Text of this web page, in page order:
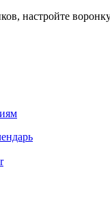
настройте